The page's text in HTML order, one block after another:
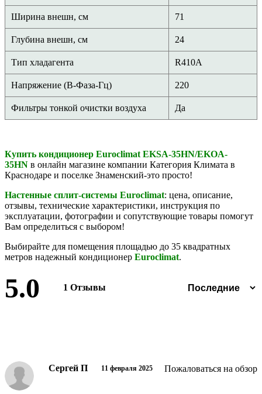
Ширина внешн, см 71
Глубина внешн, см 24
Тип хладагента R410A
Напряжение (В-Фаза-Гц) 220
Фильтры тонкой очистки воздуха Да
Купить кондиционер Euroclimat EKSA-35HN/EKOA-
35HN в онлайн магазине компании Категория Климата в
Краснодаре и поселке Знаменский-это просто!
Настенные сплит-системы Euroclimat: цена, описание,
отзывы, технические характеристики, инструкция по
эксплуатации, фотографии и сопутствующие товары помогут
Вам определиться с выбором!
Выбирайте для помещения площадью до 35 квадратных
метров надежный кондиционер Euroclimat.
5.0 1 Отзывы
Пожаловаться на обзор
11 февраля 2025
Сергей П